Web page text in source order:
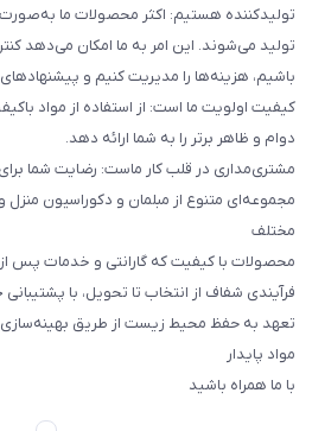
تولیدکننده هستیم: اکثر محصولات ما
تولید می‌شوند. این امر به ما امکان می‌دهد
باشیم، هزینه‌ها را مدیریت کنیم و
کیفیت اولویت ما است: از استفاده از مواد
دوام و ظاهر برتر را به شما ارائه دهد.
مشتری‌مداری در قلب کار ماست: رضایت شما
مجموعه‌ای متنوع از مبلمان و دکوراسیون منزل
مختلف
محصولات با کیفیت که گارانتی و خدمات پس
فرآیندی شفاف از انتخاب تا تحویل، با
تعهد به حفظ محیط زیست از طریق بهینه‌سازی
مواد پایدار
با ما همراه باشید